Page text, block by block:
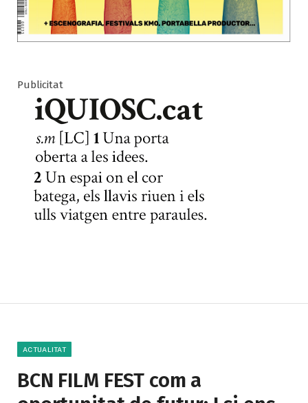
Publicitat
ACTUALITAT
BCN FILM FEST com a